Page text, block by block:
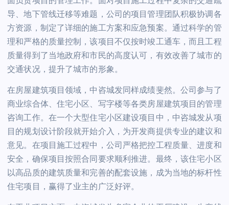
导、地下管线迁移等难题，公司的项目管理团队积极协调各
方资源，制定了详细的施工方案和应急预案。通过科学的管
理和严格的质量控制，该项目不仅按时竣工通车，而且工程
质量得到了当地政府和市民的高度认可，有效改善了城市的
交通状况，提升了城市的形象。
在房屋建筑项目领域，中咨城发同样成绩斐然。公司参与了
商业综合体、住宅小区、写字楼等各类房屋建筑项目的管理
咨询工作。在一个大型住宅小区建设项目中，中咨城发从项
目的规划设计阶段就开始介入，为开发商提供专业的建议和
意见。在项目施工过程中，公司严格把控工程质量、进度和
安全，确保项目按照合同要求顺利推进。最终，该住宅小区
以高品质的建筑质量和完善的配套设施，成为当地的标杆性
住宅项目，赢得了业主的广泛好评。